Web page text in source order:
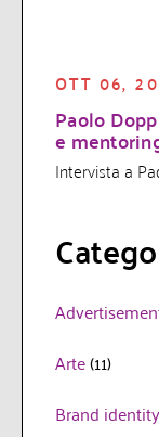
OTT 06,
Paolo
e
Intervista a
Arte(11)
Brand identity